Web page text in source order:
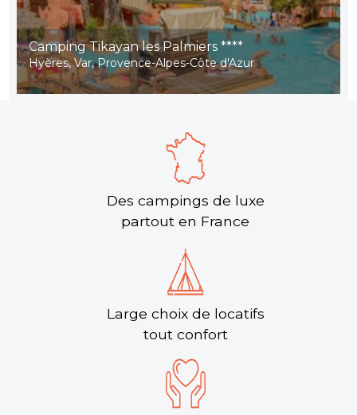
Camping Tikayan les Palmiers ****
Hyères, Var, Provence-Alpes-Côte d'Azur
Des campings de luxe
partout en France
Large choix de locatifs
tout confort